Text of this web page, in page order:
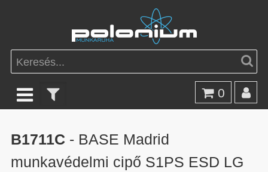
0
B1711C- BASE Madrid
munkavédelmi cipő S1PS ESD LG